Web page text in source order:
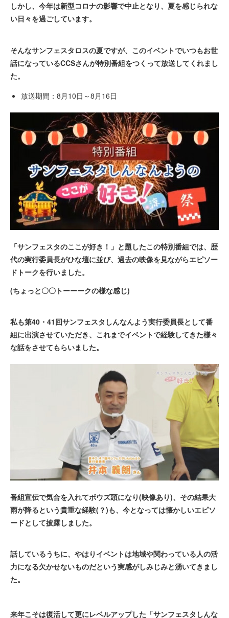
しかし、今年は新型コロナの影響で中止となり、夏を感じられな
い日々を過ごしています。
そんなサンフェスタロスの夏ですが、このイベントでいつもお世
話になっているCCSさんが特別番組をつくって放送してくれまし
た。
放送期間：8月10日～8月16日
「サンフェスタのここが好き！」と題したこの特別番組では、歴
代の実行委員長がひな壇に並び、過去の映像を見ながらエピソー
ドトークを行いました。
(ちょっと〇〇トーーークの様な感じ)
私も第40・41回サンフェスタしんなんよう実行委員長として番
組に出演させていただき、これまでイベントで経験してきた様々
な話をさせてもらいました。
番組宣伝で気合を入れてボウズ頭になり(映像あり)、その結果大
雨が降るという貴重な経験(？)も、今となっては懐かしいエピソ
ードとして披露しました。
話しているうちに、やはりイベントは地域や関わっている人の活
力になる欠かせないものだという実感がしみじみと湧いてきまし
た。
来年こそは復活して更にレベルアップした「サンフェスタしんな